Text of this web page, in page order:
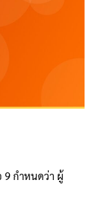
9 กำหนดว่า ผู้